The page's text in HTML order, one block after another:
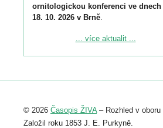
ornitologickou konferenci ve dnech
18. 10. 2026 v Brně.
Podrobnější informace ke konferenci
Registrovat se můžete do 6. září.
abstraktu přihlášené přednášky nebo
posteru je už 30. června.
... více aktualit ...
© 2026 Časopis ŽIVA– Rozhled v oboru
Založil roku 1853 J. E. Purkyně.